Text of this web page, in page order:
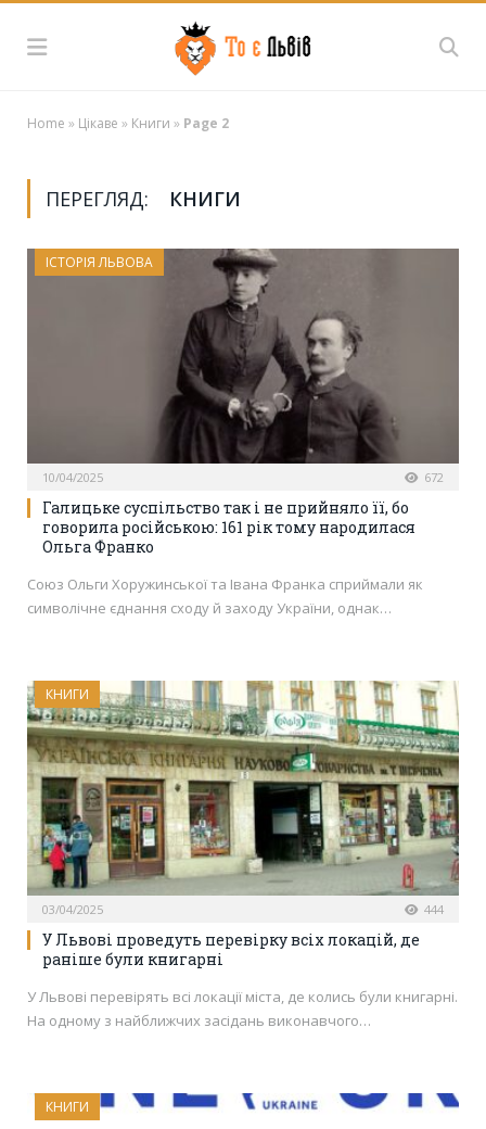
Home » Цікаве » Книги » Page 2
ПЕРЕГЛЯД: КНИГИ
ІСТОРІЯ ЛЬВОВА
10/04/2025 672
Галицьке суспільство так і не прийняло її, бо
говорила російською: 161 рік тому народилася
Ольга Франко
Союз Ольги Хоружинської та Івана Франка сприймали як
символічне єднання сходу й заходу України, однак…
КНИГИ
03/04/2025 444
У Львові проведуть перевірку всіх локацій, де
раніше були книгарні
У Львові перевірять всі локації міста, де колись були книгарні.
На одному з найближчих засідань виконавчого…
КНИГИ